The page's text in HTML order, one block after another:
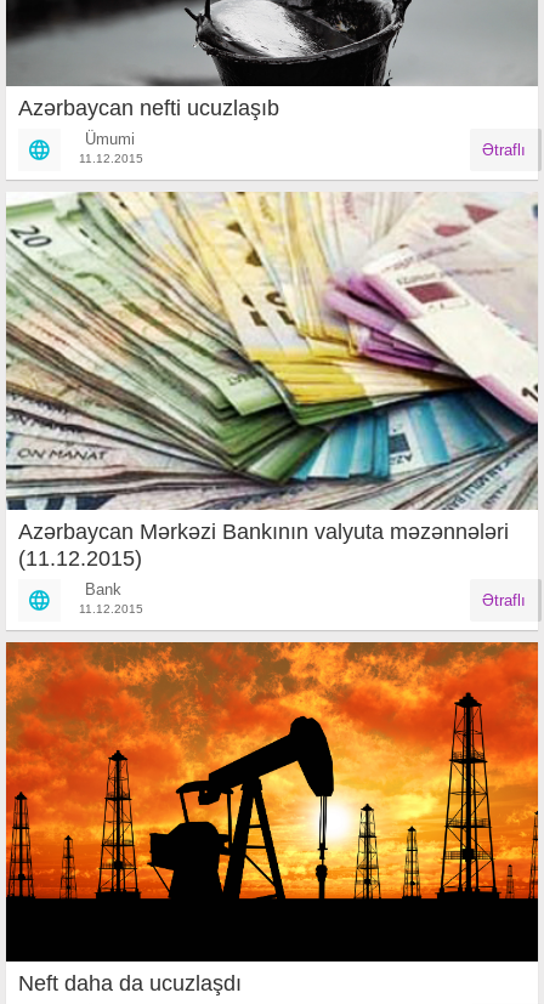
Azərbaycan nefti ucuzlaşıb
Ümumi
11.12.2015 Ətraflı
Azərbaycan Mərkəzi Bankının valyuta məzənnələri
(11.12.2015)
Bank
11.12.2015 Ətraflı
Neft daha da ucuzlaşdı